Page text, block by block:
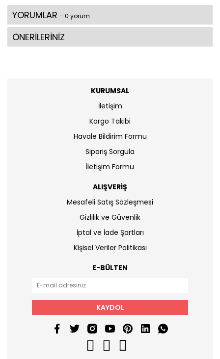
YORUMLAR - 0 yorum
ÖNERİLERİNİZ
KURUMSAL
İletişim
Kargo Takibi
Havale Bildirim Formu
Sipariş Sorgula
İletişim Formu
ALIŞVERİŞ
Mesafeli Satış Sözleşmesi
Gizlilik ve Güvenlik
İptal ve İade Şartları
Kişisel Veriler Politikası
E-BÜLTEN
KAYDOL